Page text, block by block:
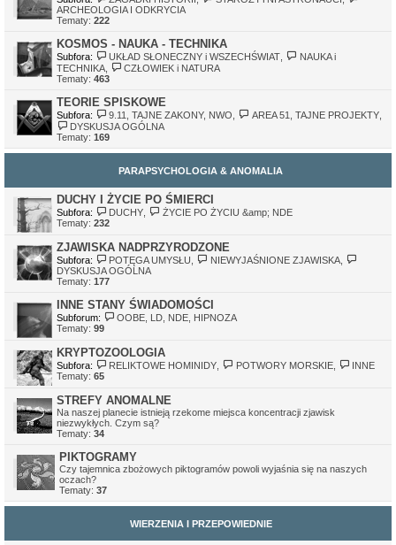
ARCHEOLOGIA I ODKRYCIA
Tematy: 222
KOSMOS - NAUKA - TECHNIKA
Subfora: UKŁAD SŁONECZNY i WSZECHŚWIAT
NAUKA i
TECHNIKA
CZŁOWIEK i NATURA
Tematy: 463
TEORIE SPISKOWE
Subfora: 9.11, TAJNE ZAKONY, NWO AREA 51, TAJNE PROJEKTY,
DYSKUSJA OGÓLNA
Tematy: 169
PARAPSYCHOLOGIA & ANOMALIA
DUCHY I ŻYCIE PO ŚMIERCI
Subfora: DUCHY
ŻYCIE PO ŻYCIU &amp; NDE
Tematy: 232
ZJAWISKA NADPRZYRODZONE
Subfora: POTĘGA UMYSŁU NIEWYJAŚNIONE ZJAWISKA,
DYSKUSJA OGÓLNA
Tematy: 177
INNE STANY ŚWIADOMOŚCI
Subforum:
OOBE, LD, NDE, HIPNOZA
Tematy: 99
KRYPTOZOOLOGIA
Subfora: RELIKTOWE HOMINIDY POTWORY MORSKIE,
INNE
Tematy: 65
STREFY ANOMALNE
Na naszej planecie istnieją rzekome miejsca koncentracji zjawisk
niezwykłych. Czym są?
Tematy: 34
PIKTOGRAMY
Czy tajemnica zbożowych piktogramów powoli wyjaśnia się na naszych
oczach?
Tematy: 37
WIERZENIA I PRZEPOWIEDNIE